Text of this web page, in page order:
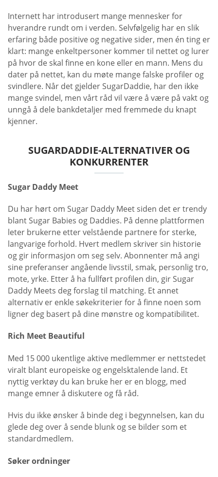
Internett har introdusert mange mennesker for
hverandre rundt om i verden. Selvfølgelig har en slik
erfaring både positive og negative sider, men én ting er
klart: mange enkeltpersoner kommer til nettet og lurer
på hvor de skal finne en kone eller en mann. Mens du
dater på nettet, kan du møte mange falske profiler og
svindlere. Når det gjelder SugarDaddie, har den ikke
mange svindel, men vårt råd vil være å være på vakt og
unngå å dele bankdetaljer med fremmede du knapt
kjenner.
SUGARDADDIE-ALTERNATIVER OG
KONKURRENTER
Sugar Daddy Meet
Du har hørt om Sugar Daddy Meet siden det er trendy
blant Sugar Babies og Daddies. På denne plattformen
leter brukerne etter velstående partnere for sterke,
langvarige forhold. Hvert medlem skriver sin historie
og gir informasjon om seg selv. Abonnenter må angi
sine preferanser angående livsstil, smak, personlig tro,
mote, yrke. Etter å ha fullført profilen din, gir Sugar
Daddy Meets deg forslag til matching. Et annet
alternativ er enkle søkekriterier for å finne noen som
ligner deg basert på dine mønstre og kompatibilitet.
Rich Meet Beautiful
Med 15 000 ukentlige aktive medlemmer er nettstedet
viralt blant europeiske og engelsktalende land. Et
nyttig verktøy du kan bruke her er en blogg, med
mange emner å diskutere og få råd.
Hvis du ikke ønsker å binde deg i begynnelsen, kan du
glede deg over å sende blunk og se bilder som et
standardmedlem.
Søker ordninger